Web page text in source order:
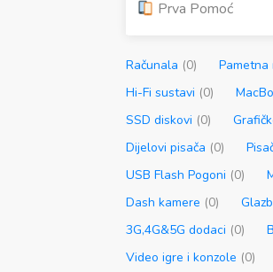
Prva Pomoć
Računala (0) Pametna
Hi-Fi sustavi (0)
SSD diskovi (0)
Dijelovi pisača (0)
USB Flash Pogoni (0)
Dash kamere (0)
3G,4G&5G dodaci (0)
Video igre i konzole (0)